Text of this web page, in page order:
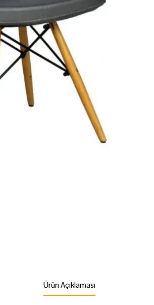
Ürün Açıklaması